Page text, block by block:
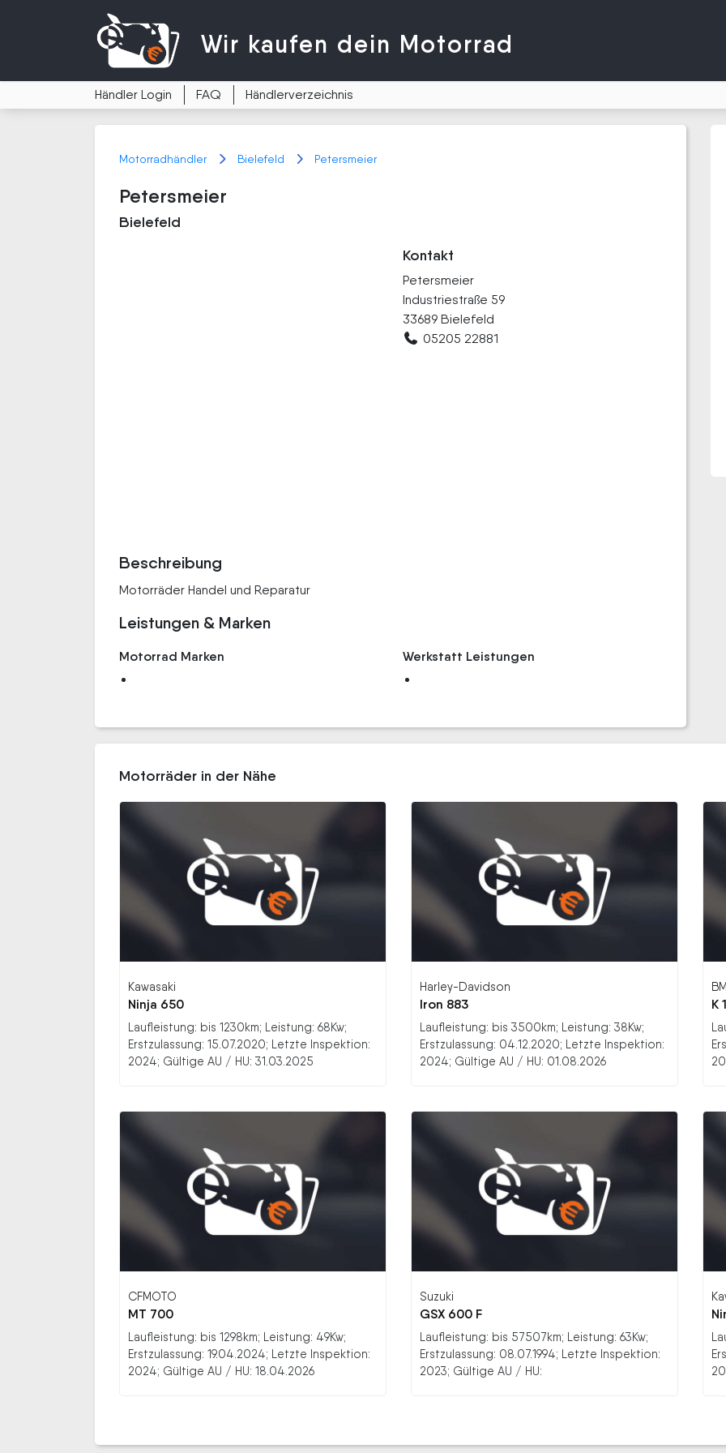
Wir kaufen dein Motorrad
Händler Login FAQ Händlerverzeichnis
Motorradhändler Bielefeld Petersmeier
Petersmeier
Bielefeld
Kontakt
Petersmeier
Industriestraße 59
33689 Bielefeld
05205 22881
Beschreibung
Motorräder Handel und Reparatur
Leistungen & Marken
Motorrad Marken Werkstatt Leistungen
Motorräder in der Nähe
Kawasaki
Ninja 650
Laufleistung: bis 1230km; Leistung: 68Kw;
Erstzulassung: 15.07.2020; Letzte Inspektion:
2024; Gültige AU / HU: 31.03.2025
Harley-Davidson
Iron 883
Laufleistung: bis 3500km; Leistung: 38Kw;
Erstzulassung: 04.12.2020; Letzte Inspektion:
2024; Gültige AU / HU: 01.08.2026
K
CFMOTO
MT 700
Laufleistung: bis 1298km; Leistung: 49Kw;
Erstzulassung: 19.04.2024; Letzte Inspektion:
2024; Gültige AU / HU: 18.04.2026
Suzuki
GSX 600 F
Laufleistung: bis 57507km; Leistung: 63Kw;
Erstzulassung: 08.07.1994; Letzte Inspektion:
2023; Gültige AU / HU: